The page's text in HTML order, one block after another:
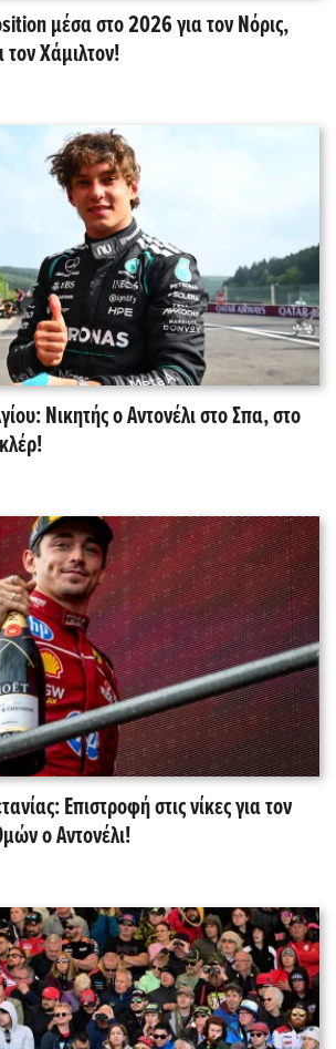
μέσα στο 2026 για τον Νόρις,
Χάμιλτον!
Νικητής ο Αντονέλι στο Σπα, στο
Επιστροφή στις νίκες για τον
ο Αντονέλι!